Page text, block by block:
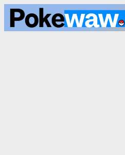
Przejdź